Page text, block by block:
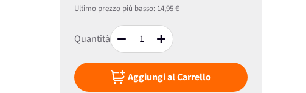
Ultimo prezzo più basso: 14,95 €
Quantità
Aggiungi al Carrello